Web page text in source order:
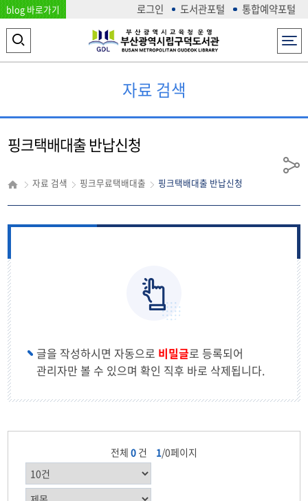
blog 바로가기 로그인 도서관포털 통합예약포털
전체메뉴
검
색
역
열
자료 검색
핑크택배대출 반납신청
자료 검색 핑크무료택배대출 핑크택배대출 반납신청
공
글을 작성하시면 자동으로 비밀글로 등록되어
관리자만 볼 수 있으며 확인 직후 바로 삭제됩니다.
전체 0 건 1/0페이지